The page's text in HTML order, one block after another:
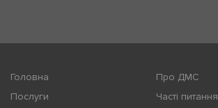
Головна
Про ДМС
Послуги
Часті питання